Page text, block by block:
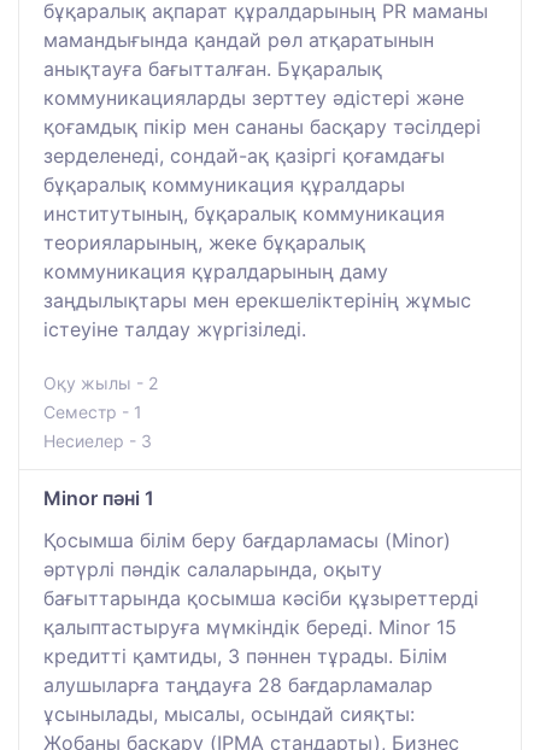
бұқаралық ақпарат құралдарының PR маманы
мамандығында қандай рөл атқаратынын
анықтауға бағытталған. Бұқаралық
коммуникацияларды зерттеу әдістері және
қоғамдық пікір мен сананы басқару тәсілдері
зерделенеді, сондай-ақ қазіргі қоғамдағы
бұқаралық коммуникация құралдары
институтының, бұқаралық коммуникация
теорияларының, жеке бұқаралық
коммуникация құралдарының даму
заңдылықтары мен ерекшеліктерінің жұмыс
істеуіне талдау жүргізіледі.
Оқу жылы - 2
Семестр - 1
Несиелер - 3
Minor пәні 1
Қосымша білім беру бағдарламасы (Minor)
әртүрлі пәндік салаларында, оқыту
бағыттарында қосымша кәсіби құзыреттерді
қалыптастыруға мүмкіндік береді. Minor 15
кредитті қамтиды, 3 пәннен тұрады. Білім
алушыларға таңдауға 28 бағдарламалар
ұсынылады, мысалы, осындай сияқты:
Жобаны басқару (IPMA стандарты), Бизнес